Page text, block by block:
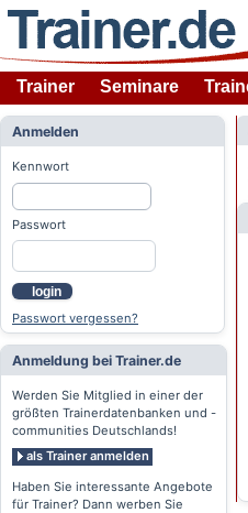
Trainer Seminare
Anmelden
Kennwort
Passwort
login
Passwort vergessen?
Anmeldung bei Trainer.de
Werden Sie Mitglied in einer der
größten Trainerdatenbanken und -
communities Deutschlands!
als Trainer anmelden
Haben Sie interessante Angebote
für Trainer? Dann werben Sie